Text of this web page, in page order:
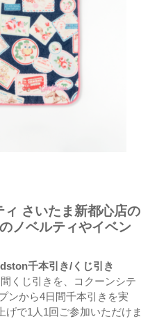
さいたま新都心店の
ノベルティやイベン
千本引き/くじ引き
くじ引きを、コクーンシテ
ンから4日間千本引きを実
げで1人1回ご参加いただけま